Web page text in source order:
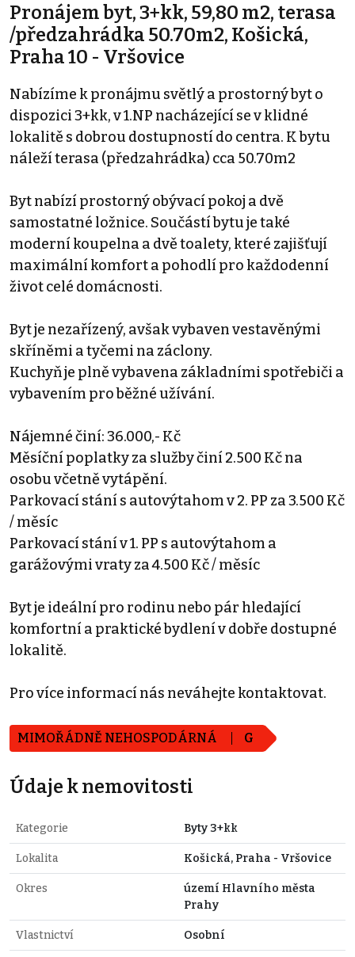
Pronájem byt, 3+kk, 59,80 m2, terasa
/předzahrádka 50.70m2, Košická,
Praha 10 - Vršovice
Nabízíme k pronájmu světlý a prostorný byt o
dispozici 3+kk, v 1.NP nacházející se v klidné
lokalitě s dobrou dostupností do centra. K bytu
náleží terasa (předzahrádka) cca 50.70m2
Byt nabízí prostorný obývací pokoj a dvě
samostatné ložnice. Součástí bytu je také
moderní koupelna a dvě toalety, které zajišťují
maximální komfort a pohodlí pro každodenní
život celé domácnosti.
Byt je nezařízený, avšak vybaven vestavěnými
skříněmi a tyčemi na záclony.
Kuchyň je plně vybavena základními spotřebiči a
vybavením pro běžné užívání.
Nájemné činí: 36.000,- Kč
Měsíční poplatky za služby činí 2.500 Kč na
osobu včetně vytápění.
Parkovací stání s autovýtahom v 2. PP za 3.500 Kč
/ měsíc
Parkovací stání v 1. PP s autovýtahom a
garážovými vraty za 4.500 Kč / měsíc
Byt je ideální pro rodinu nebo pár hledající
komfortní a praktické bydlení v dobře dostupné
lokalitě.
Pro více informací nás neváhejte kontaktovat.
MIMOŘÁDNĚ NEHOSPODÁRNÁ G
Údaje k nemovitosti
Kategorie Byty 3+kk
Lokalita Košická, Praha - Vršovice
Okres
území Hlavního města
Prahy
Vlastnictví Osobní